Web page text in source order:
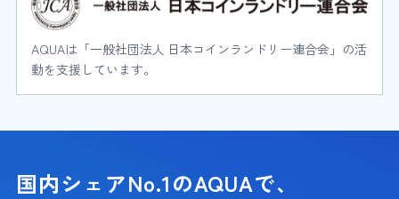
AQUAは「一般社団法人 日本コインランドリー連合会」の活
動を支援しています。
国内シェアNo.1のAQUAで、